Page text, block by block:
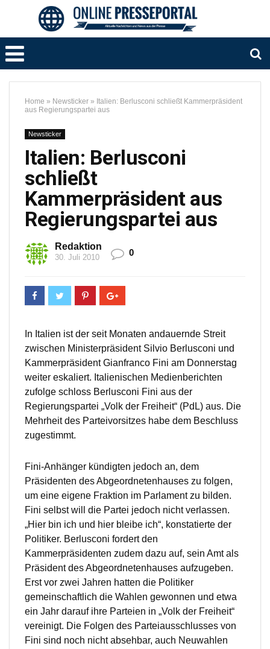
Home » Newsticker » Italien: Berlusconi schließt Kammerpräsident
aus Regierungspartei aus
Newsticker
Italien: Berlusconi
schließt
Kammerpräsident aus
Regierungspartei aus
Redaktion
30. Juli 2010 0
In Italien ist der seit Monaten andauernde Streit
zwischen Ministerpräsident Silvio Berlusconi und
Kammerpräsident Gianfranco Fini am Donnerstag
weiter eskaliert. Italienischen Medienberichten
zufolge schloss Berlusconi Fini aus der
Regierungspartei „Volk der Freiheit“ (PdL) aus. Die
Mehrheit des Parteivorsitzes habe dem Beschluss
zugestimmt.
Fini-Anhänger kündigten jedoch an, dem
Präsidenten des Abgeordnetenhauses zu folgen,
um eine eigene Fraktion im Parlament zu bilden.
Fini selbst will die Partei jedoch nicht verlassen.
„Hier bin ich und hier bleibe ich“, konstatierte der
Politiker. Berlusconi fordert den
Kammerpräsidenten zudem dazu auf, sein Amt als
Präsident des Abgeordnetenhauses aufzugeben.
Erst vor zwei Jahren hatten die Politiker
gemeinschaftlich die Wahlen gewonnen und etwa
ein Jahr darauf ihre Parteien in „Volk der Freiheit“
vereinigt. Die Folgen des Parteiausschlusses von
Fini sind noch nicht absehbar, auch Neuwahlen